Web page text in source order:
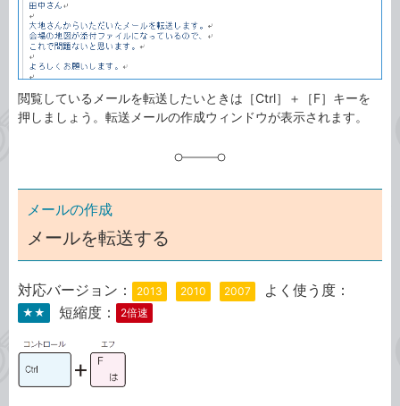
閲覧しているメールを転送したいときは［Ctrl］＋［F］キーを
押しましょう。転送メールの作成ウィンドウが表示されます。
メールの作成
メールを転送する
対応バージョン： 2013 2010 2007 よく使う度：
★★ 短縮度： 2倍速